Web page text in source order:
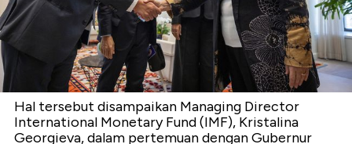
Hal tersebut disampaikan Managing Director
International Monetary Fund (IMF), Kristalina
Georgieva, dalam pertemuan dengan Gubernur